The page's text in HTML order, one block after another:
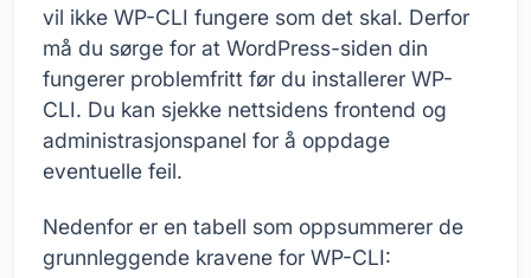
vil ikke WP-CLI fungere som det skal. Derfor
må du sørge for at WordPress-siden din
fungerer problemfritt før du installerer WP-
CLI. Du kan sjekke nettsidens frontend og
administrasjonspanel for å oppdage
eventuelle feil.
Nedenfor er en tabell som oppsummerer de
grunnleggende kravene for WP-CLI: